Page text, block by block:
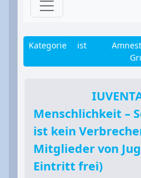
Kategorie ist
Menschlichkeit –
ist kein
Mitglieder von
Eintritt frei)